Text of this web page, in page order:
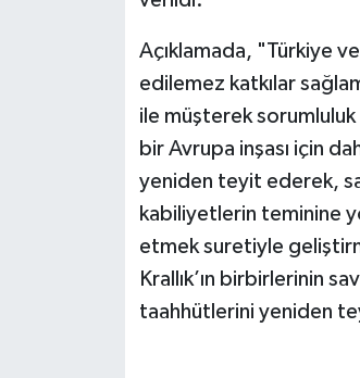
Açıklamada, "Türkiye
edilemez katkılar
ile müşterek sorumluluk
bir Avrupa inşası için
yeniden teyit ederek,
kabiliyetlerin teminine
etmek suretiyle
Krallık’ın birbirlerinin
taahhütlerini yeniden